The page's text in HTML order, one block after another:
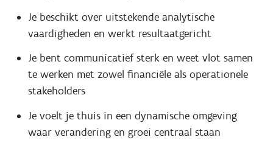
Je beschikt over uitstekende analytische
vaardigheden en werkt resultaatgericht
Je bent communicatief sterk en weet vlot samen
te werken met zowel financiële als operationele
stakeholders
Je voelt je thuis in een dynamische omgeving
waar verandering en groei centraal staan